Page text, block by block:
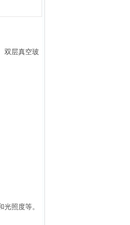
双层真空玻
照度等。